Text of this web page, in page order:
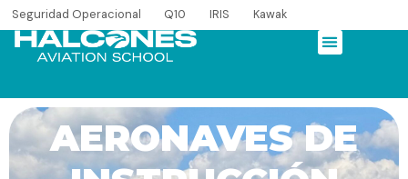
Seguridad Operacional Q10 IRIS Kawak
AERONAVES DE